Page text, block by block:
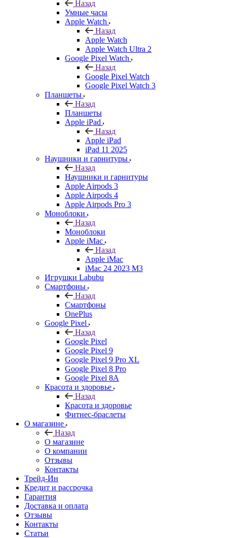
Назад
Умные часы
Apple Watch
Назад
Apple Watch
Apple Watch Ultra 2
Google Pixel Watch
Назад
Google Pixel Watch
Google Pixel Watch 3
Планшеты
Назад
Планшеты
Apple iPad
Назад
Apple iPad
iPad 11 2025
Наушники и гарнитуры
Назад
Наушники и гарнитуры
Apple Airpods 3
Apple Airpods 4
Apple Airpods Pro 3
Моноблоки
Назад
Моноблоки
Apple iMac
Назад
Apple iMac
iMac 24 2023 M3
Игрушки Labubu
Смартфоны
Назад
Смартфоны
OnePlus
Google Pixel
Назад
Google Pixel
Google Pixel 9
Google Pixel 9 Pro XL
Google Pixel 8 Pro
Google Pixel 8A
Красота и здоровье
Назад
Красота и здоровье
Фитнес-браслеты
О магазине
Назад
О магазине
О компании
Отзывы
Контакты
Трейд-Ин
Кредит и рассрочка
Гарантия
Доставка и оплата
Отзывы
Контакты
Статьи